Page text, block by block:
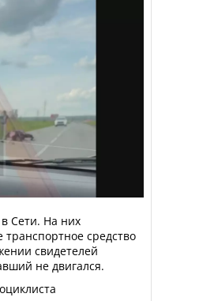
Сети. На них
транспортное средство
свидетелей
не двигался.